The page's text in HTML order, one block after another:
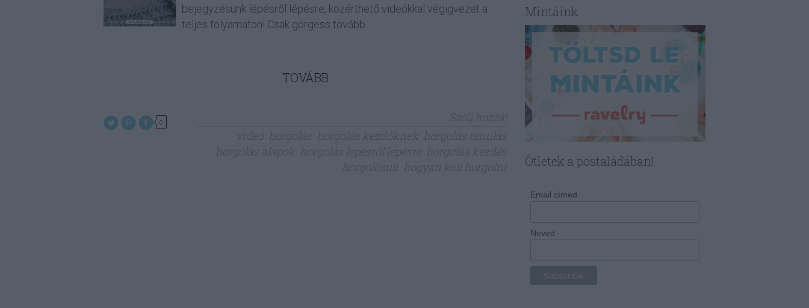
bejegyzésünk lépésről lépésre, közérthető videókkal végigvezet a
teljes folyamaton! Csak görgess tovább…
TOVÁBB
0
Szólj hozzá!
videó horgolás horgolás kezdőknek horgolás tanulás
horgolás alapok horgolás lépésről lépésre
horgolás kezdés
horgolósuli hogyan kell horgolni
Mintáink
Ötletek a postaládában!
Email címed
Neved